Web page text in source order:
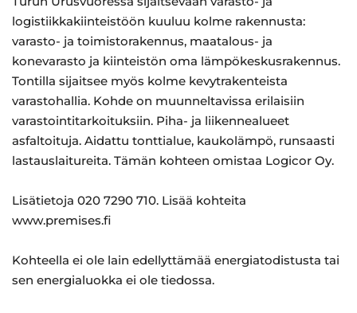
logistiikkakiinteistöön kuuluu kolme rakennusta:
varasto- ja toimistorakennus, maatalous- ja
konevarasto ja kiinteistön oma lämpökeskusrakennus.
Tontilla sijaitsee myös kolme kevytrakenteista
varastohallia. Kohde on muunneltavissa erilaisiin
varastointitarkoituksiin. Piha- ja liikennealueet
asfaltoituja. Aidattu tonttialue, kaukolämpö, runsaasti
lastauslaitureita. Tämän kohteen omistaa Logicor Oy.
Lisätietoja 020 7290 710. Lisää kohteita
www.premises.fi
Kohteella ei ole lain edellyttämää energiatodistusta tai
sen energialuokka ei ole tiedossa.